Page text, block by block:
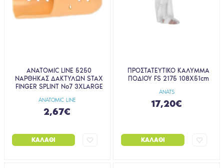
ANATOMIC LINE
ANATOMIC LINE 5250
ΝΑΡΘΗΚΑΣ ΔΑΚΤΥΛΩΝ STAX
FINGER SPLINT Νο7 3XLARGE
2,67€
ΚΑΛΆΘΙ
ANATS
ΠΡΟΣΤΑΤΕΥΤΙΚΟ ΚΑΛΥΜΜΑ
ΠΟΔΙΟΥ FS 2175 108X51cm
17,20€
ΚΑΛΆΘΙ